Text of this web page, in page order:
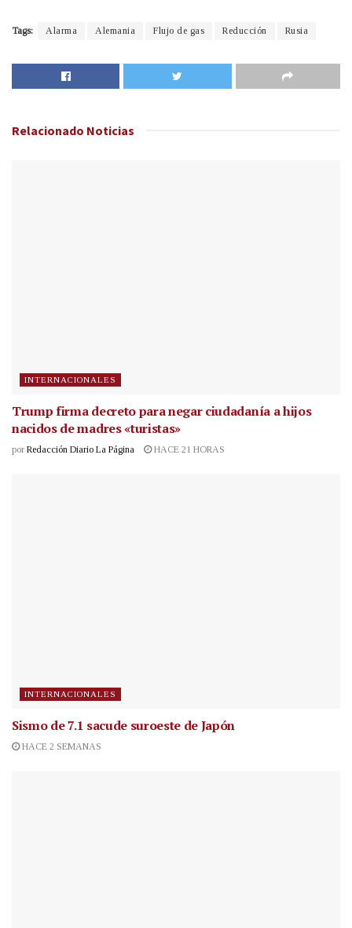
Tags: Alarma Alemania Flujo de gas Reducción Rusia
Relacionado Noticias
INTERNACIONALES
Trump firma decreto para negar ciudadanía a hijos
nacidos de madres «turistas»
por Redacción Diario La Página HACE 21 HORAS
INTERNACIONALES
Sismo de 7.1 sacude suroeste de Japón
HACE 2 SEMANAS